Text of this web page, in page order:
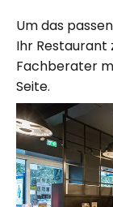
Um das
Ihr Restaurant
Fachberater
Seite.